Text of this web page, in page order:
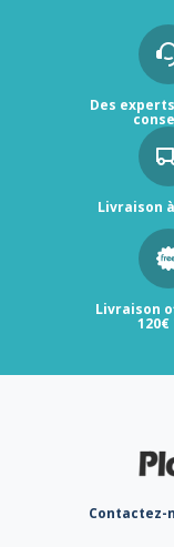
Des
Livraison
Livraison
120€
Contactez-